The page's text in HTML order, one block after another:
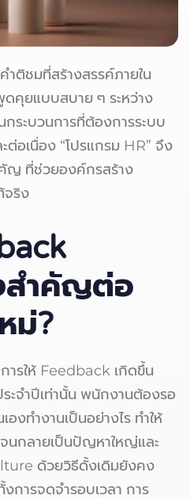
ำติชมที่สร้างสรรค์ภายใน
ดคุยแบบสบาย ๆ ระหว่าง
ระบวนการที่ต้องการระบบ
ต่อเนื่อง “โปรแกรม HR” จึง
ญ ที่ช่วยองค์กรสร้าง
ริง
สำคัญต่อ
ม่?
ารให้ Feedback เกิดขึ้น
ะจำปีเท่านั้น พนักงานต้องรอ
องทำงานเป็นอย่างไร ทำให้
นกลายเป็นปัญหาใหญ่และ
ด้วยวิธีดั้งเดิมยังคง
ารจดจำรอบเวลา การ